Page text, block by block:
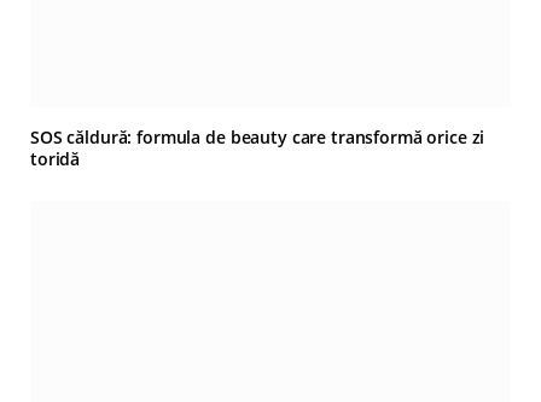
SOS căldură: formula de beauty care transformă orice zi
toridă